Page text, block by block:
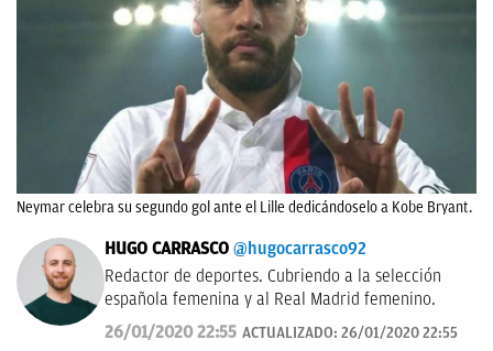
Neymar celebra su segundo gol ante el Lille dedicándoselo a Kobe Bryant.
HUGO CARRASCO @hugocarrasco92
Redactor de deportes. Cubriendo a la selección
española femenina y al Real Madrid femenino.
26/01/2020 22:55 ACTUALIZADO: 26/01/2020 22:55